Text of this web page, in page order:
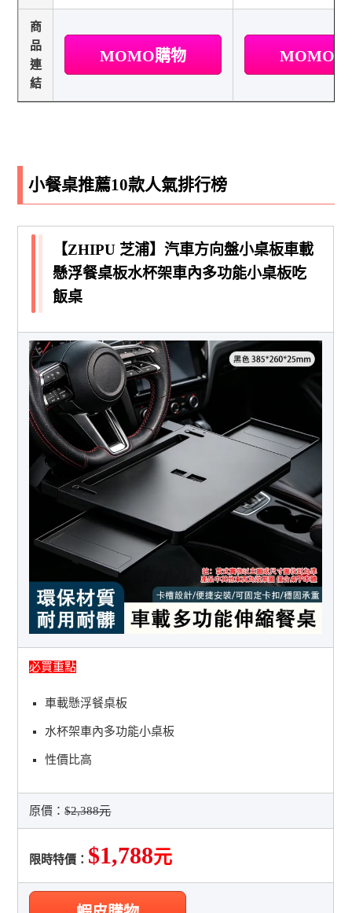
商
品
連
結
MOMO購物 MOMO
小餐桌推薦10款人氣排行榜
【ZHIPU 芝浦】汽車方向盤小桌板車載
懸浮餐桌板水杯架車內多功能小桌板吃
飯桌
必買重點
車載懸浮餐桌板
水杯架車內多功能小桌板
性價比高
原價：$2,388元
限時特價： $1,788元